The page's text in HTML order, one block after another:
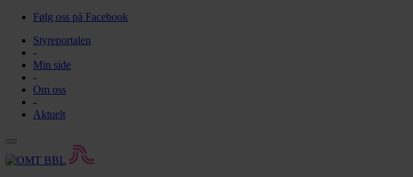
Følg oss på Facebook
Styreportalen
-
Min side
-
Om oss
-
Aktuelt